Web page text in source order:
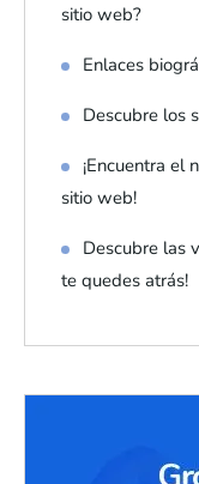
sitio web?
Enlaces
Descubre los
¡Encuentra el
sitio web!
Descubre las
te quedes atrás!